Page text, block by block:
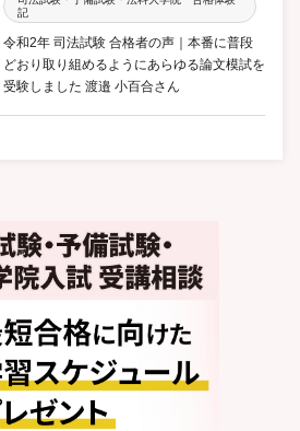
記
令和2年 司法試験 合格者の声｜本番に普段
どおり取り組めるようにあらゆる論文模試を
受験しました 渡邉 小百合さん